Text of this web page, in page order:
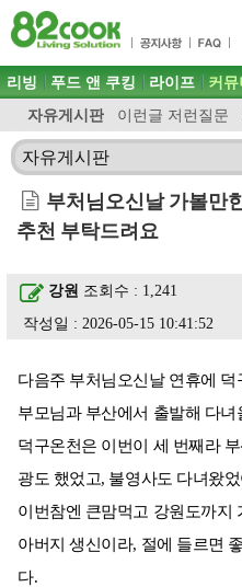
목차
주메뉴 바로가기
컨텐츠 바로가기
검색 바로가기
로그인 바로가기
주메뉴
리빙 푸드 앤 쿠킹 라이프 커뮤
자유게시판 이런글 저런질문
자유게시판
부처님오신날 가볼만
추천 부탁드려요
강원 조회수 : 1,241
작성일 : 2026-05-15 10:41:52
다음주 부처님오신날 연휴에
부모님과 부산에서 출발해 다녀
덕구온천은 이번이 세 번째라
광도 했었고, 불영사도 다녀왔
이번참엔 큰맘먹고 강원도까지
아버지 생신이라, 절에 들르면
다.